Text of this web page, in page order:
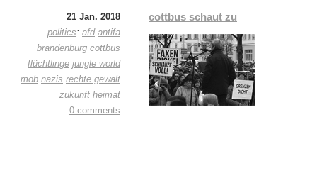
21 Jan. 2018
politics: afd antifa
brandenburg cottbus
flüchtlinge jungle world
mob nazis rechte gewalt
zukunft heimat
0 comments
cottbus schaut zu